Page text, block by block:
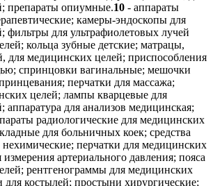
10 - аппараты
камеры-эндоскопы для
фильтры для ультрафиолетовых лучей
кольца зубные детские; матрацы,
для медицинских целей; приспособления
спринцовки вагинальные; мешочки
перчатки для массажа;
целей; лампы кварцевые для
аппаратура для анализов медицинская;
радиологические для медицинских
для больничных коек; средства
нехимические; перчатки для медицинских
артериального давления; пояса
рентгенограммы для медицинских
для костылей; простыни хирургические;